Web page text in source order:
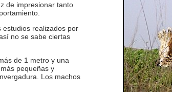
de impresionar tanto
realizados por
no se sabe ciertas
de 1 metro y una
pequeñas y
Los machos